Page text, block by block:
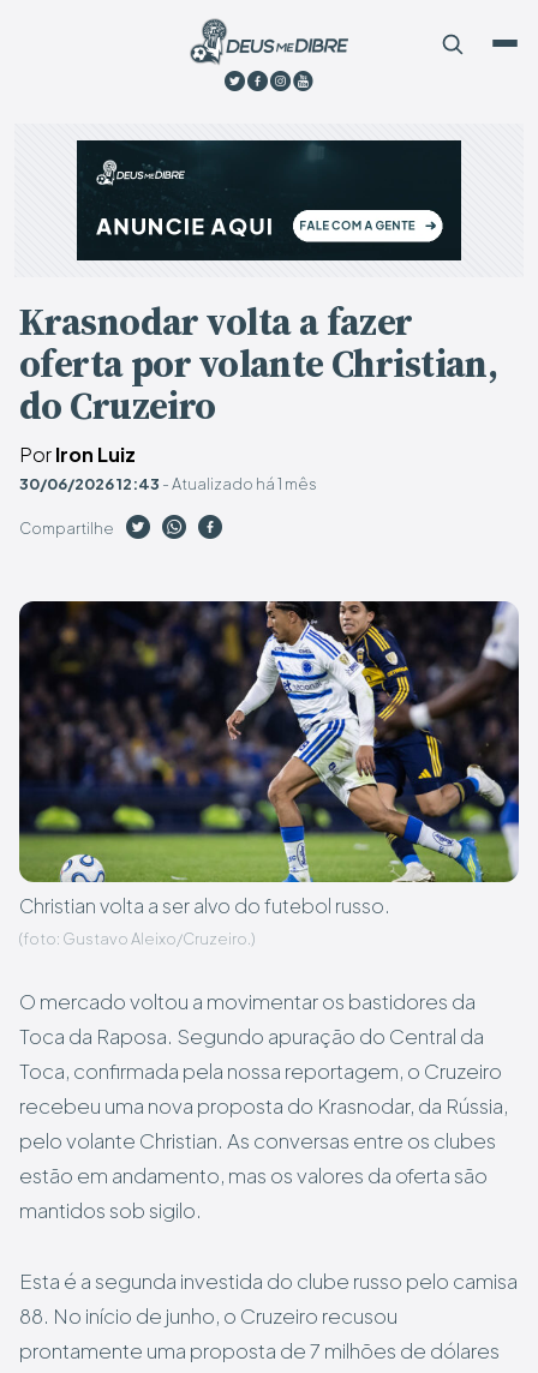
Krasnodar volta a fazer
oferta por volante Christian,
do Cruzeiro
PorIron Luiz
30/06/2026 12:43 - Atualizado há 1 mês
Compartilhe
Christian volta a ser alvo do futebol russo.
(foto: Gustavo Aleixo/Cruzeiro.)
O mercado voltou a movimentar os bastidores da
Toca da Raposa. Segundo apuração do Central da
Toca, confirmada pela nossa reportagem, o Cruzeiro
recebeu uma nova proposta do Krasnodar, da Rússia,
pelo volante Christian. As conversas entre os clubes
estão em andamento, mas os valores da oferta são
mantidos sob sigilo.
Esta é a segunda investida do clube russo pelo camisa
88. No início de junho, o Cruzeiro recusou
prontamente uma proposta de 7 milhões de dólares